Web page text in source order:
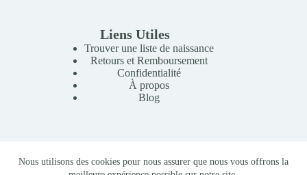
Nous utilisons des cookies pour nous assurer que nous vous offrons la
Liens Utiles
Trouver une liste de naissance
Retours et Remboursement
Confidentialité
À propos
Blog
Copyright © 2026 Mille Lunes - Création du site :
Baptiste
-Conditions Générales de Vente